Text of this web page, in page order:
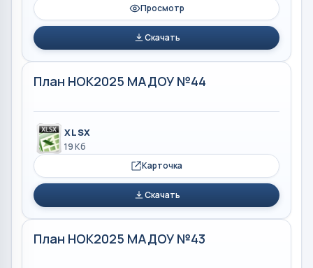
Просмотр
Скачать
План НОК2025 МАДОУ №44
XLSX
19 Кб
Карточка
Скачать
План НОК2025 МАДОУ №43